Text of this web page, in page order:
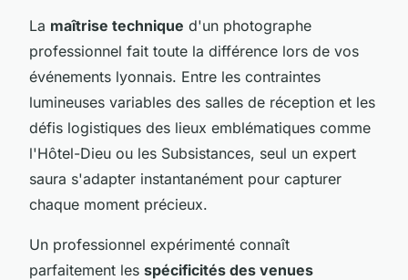
La maîtrise technique d'un photographe
professionnel fait toute la différence lors de vos
événements lyonnais. Entre les contraintes
lumineuses variables des salles de réception et les
défis logistiques des lieux emblématiques comme
l'Hôtel-Dieu ou les Subsistances, seul un expert
saura s'adapter instantanément pour capturer
chaque moment précieux.
Un professionnel expérimenté connaît
parfaitement les spécificités des venues